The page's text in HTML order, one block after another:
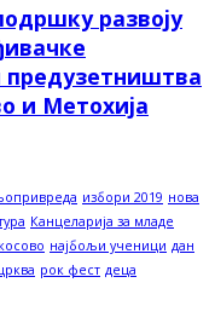
развоју
предузетништва
и Метохија
избори 2019 нова
Канцеларија за младе
косово најбољи ученици дан
рок фест деца